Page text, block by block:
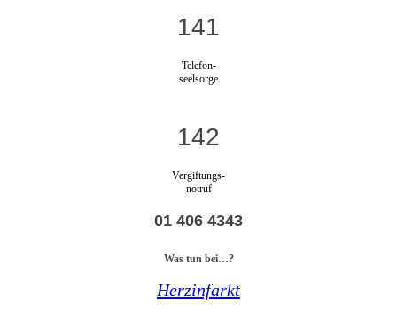
141
Telefon-
seelsorge
142
Vergiftungs-
notruf
01 406 4343
Was tun bei…?
Herzinfarkt